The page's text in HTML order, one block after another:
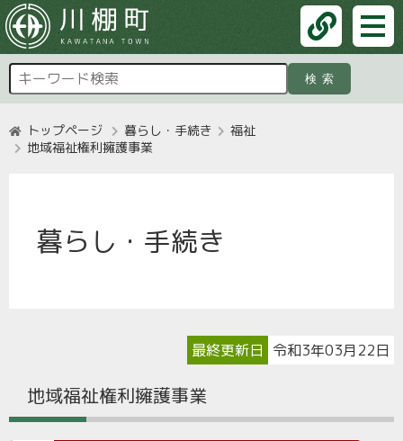
検索
トップページ 暮らし・手続き
福祉
地域福祉権利擁護事業
暮らし・手続き
最終更新日 令和3年03月22日
地域福祉権利擁護事業